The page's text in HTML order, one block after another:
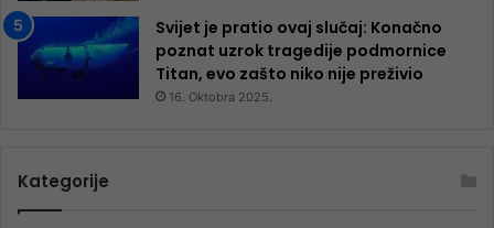
Svijet je pratio ovaj slučaj: Konačno
poznat uzrok tragedije podmornice
Titan, evo zašto niko nije preživio
16. Oktobra 2025.
Kategorije